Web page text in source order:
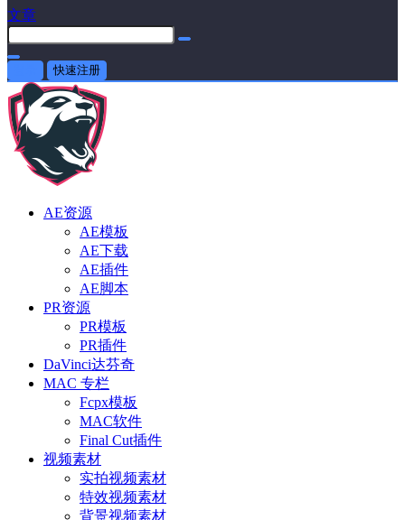
文章
快速注册
AE资源
AE模板
AE下载
AE插件
AE脚本
PR资源
PR模板
PR插件
DaVinci达芬奇
MAC 专栏
Fcpx模板
MAC软件
Final Cut插件
视频素材
实拍视频素材
特效视频素材
背景视频素材